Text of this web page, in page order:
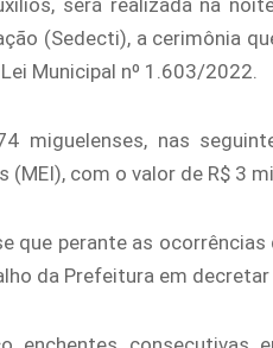
será realizada na
(Sedecti), a cerimônia
Municipal nº 1.603/2022.
miguelenses, nas
com o valor de R$ 3
que perante as
da Prefeitura em